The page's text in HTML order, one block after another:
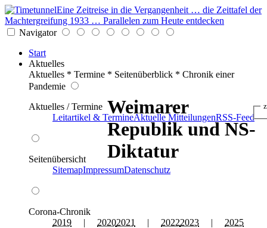
Eine Zeitreise in die Vergangenheit … die Zeittafel der
Machtergreifung 1933 … Parallelen zum Heute entdecken
Navigator
Start
Aktuelles
Aktuelles * Termine * Seitenüberblick * Chronik einer
Pandemie
Aktuelles / Termine
Leitartikel & TermineAktuelle MitteilungenRSS-Feed
Seitenübersicht
SitemapImpressumDatenschutz
Corona-Chronik
2019 | 20202021 | 20222023 | 2025
Weimarer
Republik und NS-
Diktatur